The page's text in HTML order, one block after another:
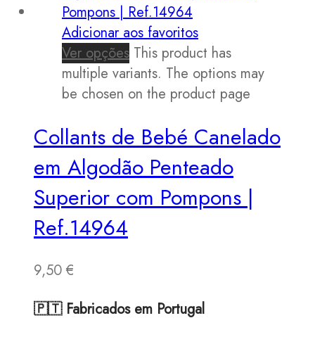
Adicionar aos favoritos
Ver opções This product has
multiple variants. The options may
be chosen on the product page
Collants de Bebé Canelado
em Algodão Penteado
Superior com Pompons |
Ref.14964
9,50 €
🇵🇹 Fabricados em Portugal